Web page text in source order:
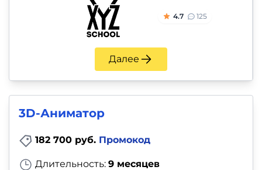
4.7 125
Далее
3D-Аниматор
182 700 руб. Промокод
Длительность: 9 месяцев